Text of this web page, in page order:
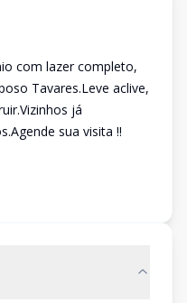
com lazer completo,
Tavares.Leve aclive,
já
sua visita !!